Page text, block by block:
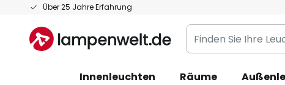
Über 25 Jahre Erfahrung
Zum
springen
Finden
Sie
Leuchte...
Innenleuchten Räume